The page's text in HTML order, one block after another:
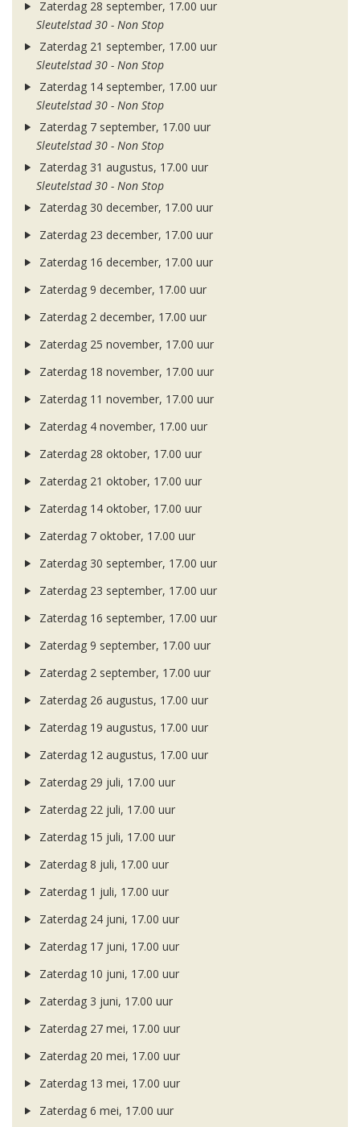
Zaterdag 28 september, 17.00 uur
Sleutelstad 30 - Non Stop
Zaterdag 21 september, 17.00 uur
Sleutelstad 30 - Non Stop
Zaterdag 14 september, 17.00 uur
Sleutelstad 30 - Non Stop
Zaterdag 7 september, 17.00 uur
Sleutelstad 30 - Non Stop
Zaterdag 31 augustus, 17.00 uur
Sleutelstad 30 - Non Stop
Zaterdag 30 december, 17.00 uur
Zaterdag 23 december, 17.00 uur
Zaterdag 16 december, 17.00 uur
Zaterdag 9 december, 17.00 uur
Zaterdag 2 december, 17.00 uur
Zaterdag 25 november, 17.00 uur
Zaterdag 18 november, 17.00 uur
Zaterdag 11 november, 17.00 uur
Zaterdag 4 november, 17.00 uur
Zaterdag 28 oktober, 17.00 uur
Zaterdag 21 oktober, 17.00 uur
Zaterdag 14 oktober, 17.00 uur
Zaterdag 7 oktober, 17.00 uur
Zaterdag 30 september, 17.00 uur
Zaterdag 23 september, 17.00 uur
Zaterdag 16 september, 17.00 uur
Zaterdag 9 september, 17.00 uur
Zaterdag 2 september, 17.00 uur
Zaterdag 26 augustus, 17.00 uur
Zaterdag 19 augustus, 17.00 uur
Zaterdag 12 augustus, 17.00 uur
Zaterdag 29 juli, 17.00 uur
Zaterdag 22 juli, 17.00 uur
Zaterdag 15 juli, 17.00 uur
Zaterdag 8 juli, 17.00 uur
Zaterdag 1 juli, 17.00 uur
Zaterdag 24 juni, 17.00 uur
Zaterdag 17 juni, 17.00 uur
Zaterdag 10 juni, 17.00 uur
Zaterdag 3 juni, 17.00 uur
Zaterdag 27 mei, 17.00 uur
Zaterdag 20 mei, 17.00 uur
Zaterdag 13 mei, 17.00 uur
Zaterdag 6 mei, 17.00 uur